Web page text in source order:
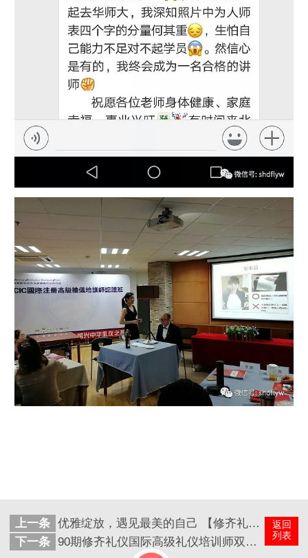
返回
列表
上一条 优雅绽放，遇见最美的自己 【修齐礼仪行为美学导师班】完美落幕
下一条 90期修齐礼仪国际高级礼仪培训师双证班圆满结束